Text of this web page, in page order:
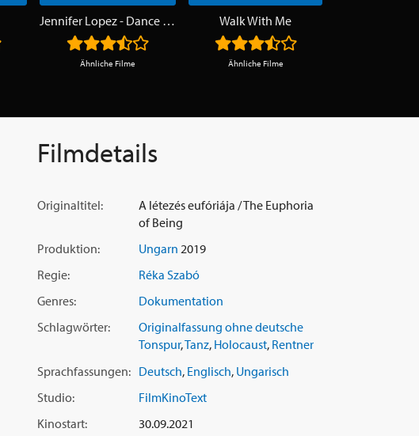
Jennifer Lopez - Dance Again
Ähnliche Filme
Walk With Me
Ähnliche Filme
Filmdetails
Originaltitel:
A létezés eufóriája / The Euphoria
of Being
Produktion:
Ungarn 2019
Regie:
Réka Szabó
Genres:
Dokumentation
Schlagwörter:
Originalfassung ohne deutsche
Tonspur,Tanz, Holocaust, Rentner
Sprachfassungen: Deutsch, Englisch, Ungarisch
Studio:
FilmKinoText
Kinostart:
30.09.2021